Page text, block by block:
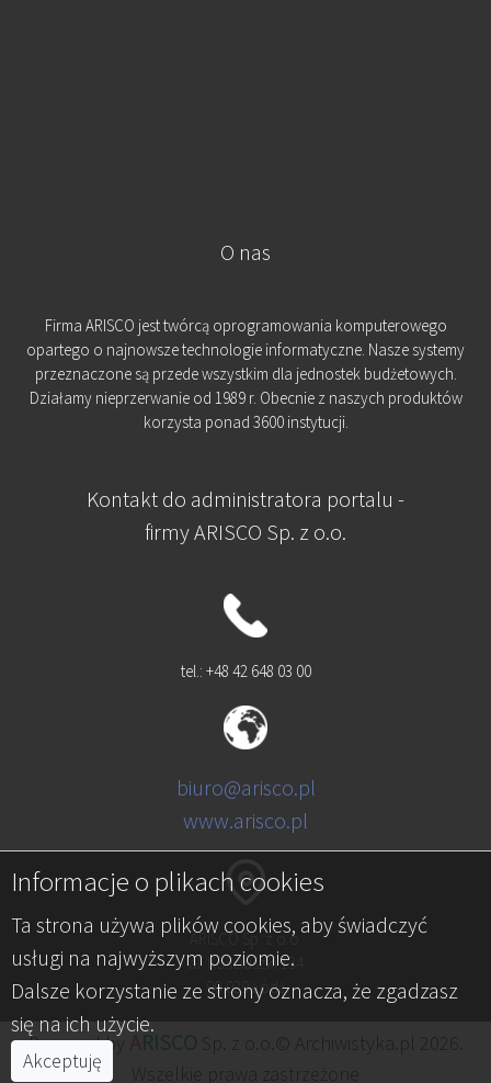
Informacje o plikach cookies
Ta strona używa plików cookies, aby świadczyć
usługi na najwyższym poziomie.
Dalsze korzystanie ze strony oznacza, że zgadzasz
się na ich użycie.
Akceptuję
O nas
Firma ARISCO jest twórcą oprogramowania komputerowego
opartego o najnowsze technologie informatyczne. Nasze systemy
przeznaczone są przede wszystkim dla jednostek budżetowych.
Działamy nieprzerwanie od 1989 r. Obecnie z naszych produktów
korzysta ponad 3600 instytucji.
Kontakt do administratora portalu -
firmy ARISCO Sp. z o.o.
tel.: +48 42 648 03 00
biuro@arisco.pl
www.arisco.pl
ARISCO Sp. z o.o.
al. Kościuszki 134
90-029 Łódź
Powered by RISCO Sp. z o.o.© Archiwistyka.pl 2026.
Wszelkie prawa zastrzeżone